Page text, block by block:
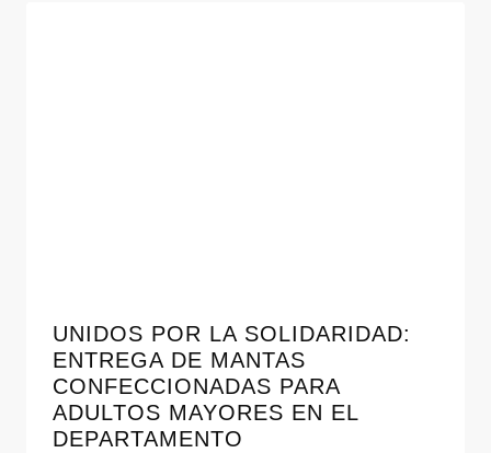
UNIDOS POR LA SOLIDARIDAD:
ENTREGA DE MANTAS
CONFECCIONADAS PARA
ADULTOS MAYORES EN EL
DEPARTAMENTO